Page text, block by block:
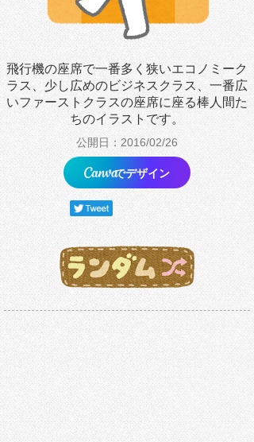
飛行機の座席で一番多く狭いエコノミーク
ラス、少し広めのビジネスクラス、一番広
いファーストクラスの座席に座る棒人間た
ちのイラストです。
公開日：2016/02/26
でデザイン